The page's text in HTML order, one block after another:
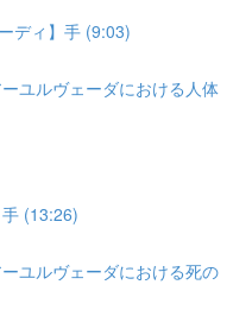
ディ】手 (9:03)
ユルヴェーダにおける人体
手 (13:26)
ユルヴェーダにおける死の